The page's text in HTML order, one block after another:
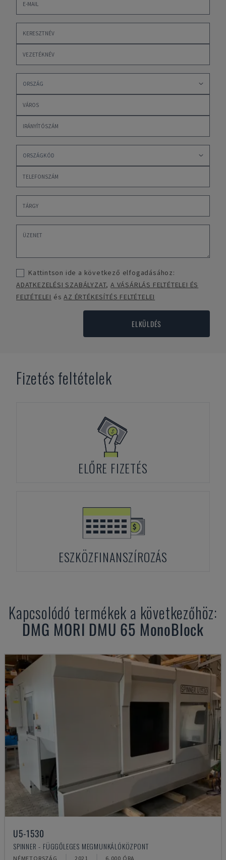
Kattintson ide a következő elfogadásához:
ADATKEZELÉSI SZABÁLYZAT,A VÁSÁRLÁS FELTÉTELEI ÉS
FELTÉTELEI ésAZ ÉRTÉKESÍTÉS FELTÉTELEI
ELKÜLDÉS
Fizetés feltételek
ELŐRE FIZETÉS
ESZKÖZFINANSZÍROZÁS
Kapcsolódó termékek a következőhöz:
DMG MORI DMU 65 MonoBlock
U5-1530
SPINNER - FÜGGŐLEGES MEGMUNKÁLÓKÖZPONT
NÉMETORSZÁG 2021 6.000 ÓRA